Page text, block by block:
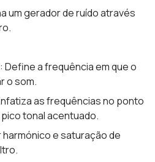
um gerador de ruído através
: Define a frequência em que o
o som.
as frequências no ponto
tonal acentuado.
harmónico e saturação de